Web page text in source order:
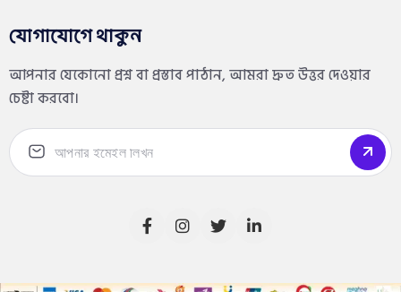
যোগাযোগে থাকুন
আপনার যেকোনো প্রশ্ন বা প্রস্তাব পাঠান, আমরা দ্রুত উত্তর দেওয়ার
চেষ্টা করবো।